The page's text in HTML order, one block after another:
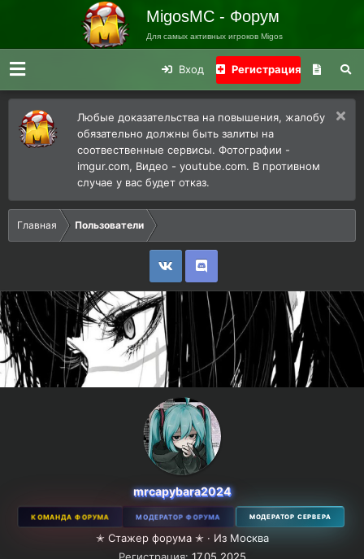
MigosMC - Форум
Для самых активных игроков Migos
Вход Регистрация
Любые доказательства на повышения, жалобу
обязательно должны быть залиты на
соотвественные сервисы. Фотографии -
imgur.com, Видео - youtube.com. В противном
случае у вас будет отказ.
Главная Пользователи
mrcapybara2024
КОМАНДА ФОРУМА МОДЕРАТОР ФОРУМА МОДЕРАТОР СЕРВЕРА
✭ Стажер форума ✭ · Из Москва